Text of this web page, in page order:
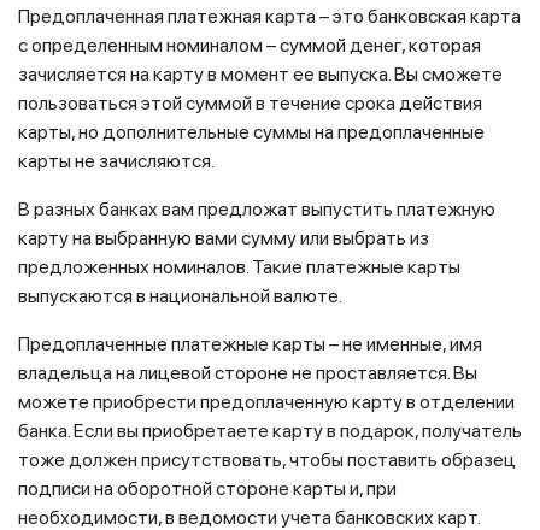
Предоплаченная платежная карта – это банковская карта
с определенным номиналом – суммой денег, которая
зачисляется на карту в момент ее выпуска. Вы сможете
пользоваться этой суммой в течение срока действия
карты, но дополнительные суммы на предоплаченные
карты не зачисляются.
В разных банках вам предложат выпустить платежную
карту на выбранную вами сумму или выбрать из
предложенных номиналов. Такие платежные карты
выпускаются в национальной валюте.
Предоплаченные платежные карты – не именные, имя
владельца на лицевой стороне не проставляется. Вы
можете приобрести предоплаченную карту в отделении
банка. Если вы приобретаете карту в подарок, получатель
тоже должен присутствовать, чтобы поставить образец
подписи на оборотной стороне карты и, при
необходимости, в ведомости учета банковских карт.